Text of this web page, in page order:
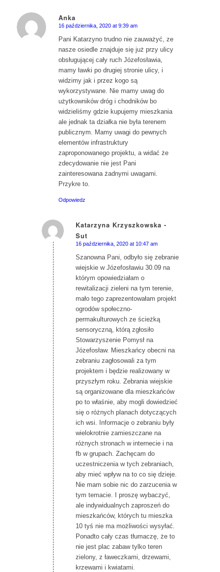
Anka
says:
16 października, 2020 at 9:39 am
Pani Katarzyno trudno nie zauważyć, ze
nasze osiedle znajduje się już przy ulicy
obsługującej cały ruch Józefosławia,
mamy ławki po drugiej stronie ulicy, i
widzimy jak i przez kogo są
wykorzystywane. Nie mamy uwag do
użytkowników dróg i chodników bo
widzieliśmy gdzie kupujemy mieszkania
ale jednak ta działka nie była terenem
publicznym. Mamy uwagi do pewnych
elementów infrastruktury
zaproponowanego projektu, a widać że
zdecydowanie nie jest Pani
zainteresowana żadnymi uwagami.
Przykre to.
Odpowiedz
Katarzyna Krzyszkowska -
Sut
says:
16 października, 2020 at 10:47 am
Szanowna Pani, odbyło się zebranie
wiejskie w Józefosławiu 30.09 na
którym opowiedziałam o
rewitalizacji zieleni na tym terenie,
mało tego zaprezentowałam projekt
ogrodów społeczno-
permakulturowych ze ścieżką
sensoryczną, którą zgłosiło
Stowarzyszenie Pomysł na
Józefosław. Mieszkańcy obecni na
zebraniu zagłosowali za tym
projektem i będzie realizowany w
przyszłym roku. Zebrania wiejskie
są organizowane dla mieszkańców
po to właśnie, aby mogli dowiedzieć
się o różnych planach dotyczących
ich wsi. Informacje o zebraniu były
wielokrotnie zamieszczane na
różnych stronach w internecie i na
fb w grupach. Zachęcam do
uczestniczenia w tych zebraniach,
aby mieć wpływ na to co się dzieje.
Nie mam sobie nic do zarzucenia w
tym temacie. I proszę wybaczyć,
ale indywidualnych zaproszeń do
mieszkańców, których tu mieszka
10 tyś nie ma możliwości wysyłać.
Ponadto cały czas tłumaczę, że to
nie jest plac zabaw tylko teren
zielony, z ławeczkami, drzewami,
krzewami i kwiatami.